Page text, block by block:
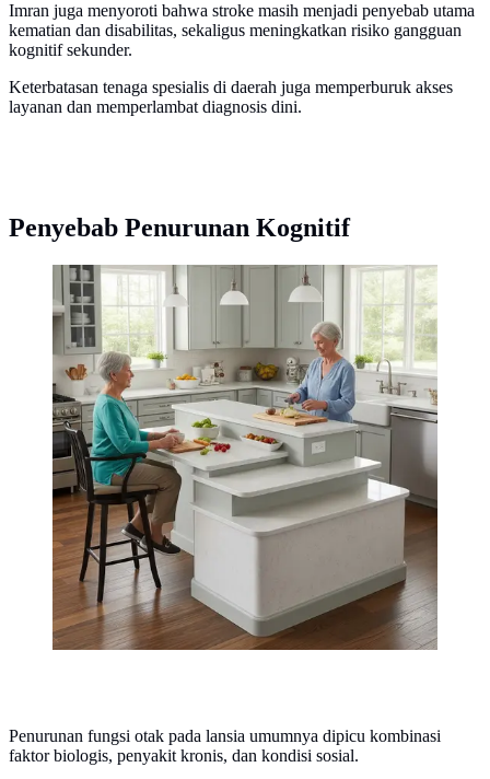
Imran juga menyoroti bahwa stroke masih menjadi penyebab utama
kematian dan disabilitas, sekaligus meningkatkan risiko gangguan
kognitif sekunder.
Keterbatasan tenaga spesialis di daerah juga memperburuk akses
layanan dan memperlambat diagnosis dini.
Penyebab Penurunan Kognitif
Kemenkes ungkap proyeksi lonjakan Alzheimer di
Indonesia yang perlu diwaspadai sejak dini. (Ilustrasi
by AI)
Penurunan fungsi otak pada lansia umumnya dipicu kombinasi
faktor biologis, penyakit kronis, dan kondisi sosial.